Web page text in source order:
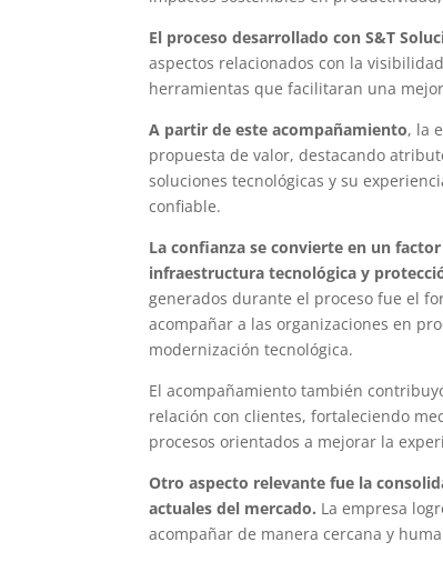
El proceso desarrollado con S&T
aspectos relacionados con la
herramientas que facilitaran una
A partir de este acompañamiento, la
propuesta de valor, destacando
soluciones tecnológicas y su
confiable.
La confianza se convierte en un
infraestructura tecnológica y
generados durante el proceso fue el
acompañar a las organizaciones en
modernización tecnológica.
El acompañamiento también
relación con clientes, fortaleciendo
procesos orientados a mejorar la
Otro aspecto relevante fue la
actuales del mercado. La empresa
acompañar de manera cercana y